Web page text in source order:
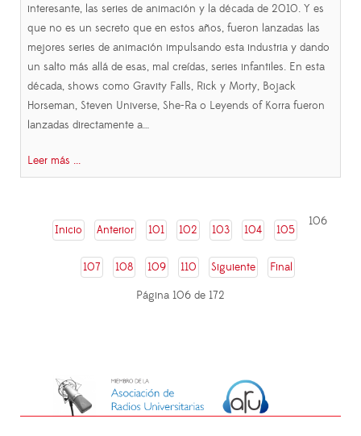
interesante, las series de animación y la década de 2010. Y es
que no es un secreto que en estos años, fueron lanzadas las
mejores series de animación impulsando esta industria y dando
un salto más allá de esas, mal creídas, series infantiles. En esta
década, shows como Gravity Falls, Rick y Morty, Bojack
Horseman, Steven Universe, She-Ra o Leyends of Korra fueron
lanzadas directamente a…
Leer más ...
Inicio Anterior 101 102 103 104 105
106
107 108 109 110 Siguiente
Final
Página 106 de 172